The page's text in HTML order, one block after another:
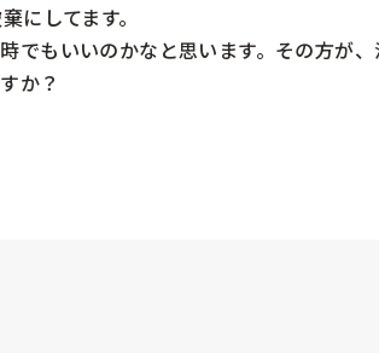
にしてます。
でもいいのかなと思います。その方が、
か？